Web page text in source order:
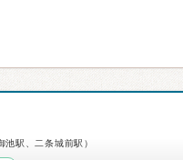
駅、二条城前駅）